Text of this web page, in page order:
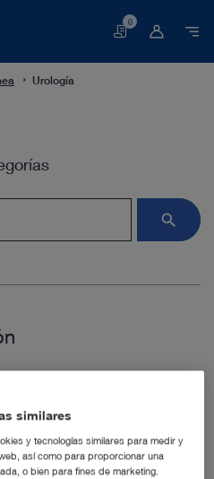
Cesta
0
Urología
similares
y tecnologías similares para medir y
así como para proporcionar una
o bien para fines de marketing.